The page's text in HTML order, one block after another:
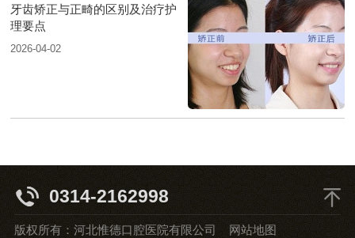
牙齿矫正与正畸的区别及治疗护
理要点
2026-04-02
0314-2162998
版权所有：河北惟德口腔医院有限公司 网站地图